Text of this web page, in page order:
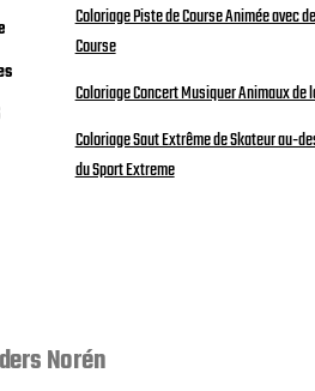
Coloriage Piste de Course Animée avec
Course
Coloriage Concert Musiquer Animaux de
Coloriage Saut Extrême de Skateur au-
du Sport Extreme
Norén